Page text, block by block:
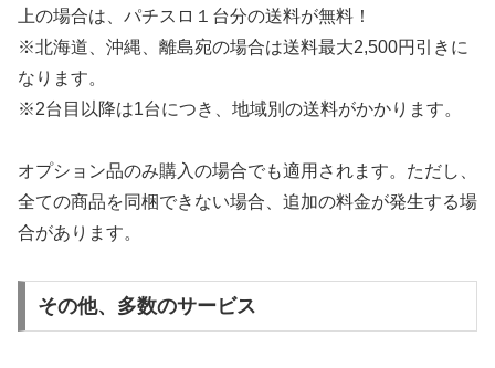
上の場合は、パチスロ１台分の送料が無料！
※北海道、沖縄、離島宛の場合は送料最大2,500円引きに
なります。
※2台目以降は1台につき、地域別の送料がかかります。
オプション品のみ購入の場合でも適用されます。ただし、
全ての商品を同梱できない場合、追加の料金が発生する場
合があります。
その他、多数のサービス